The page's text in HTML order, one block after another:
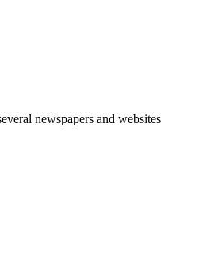
newspapers and websites